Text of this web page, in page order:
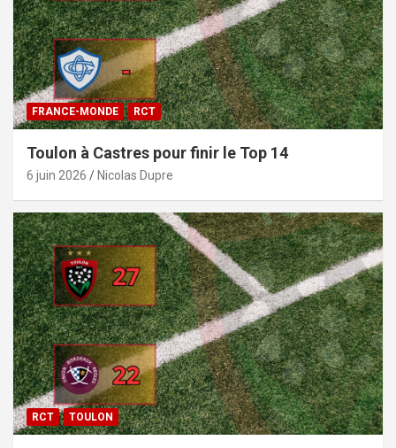
FRANCE-MONDE RCT
Toulon à Castres pour finir le Top 14
6 juin 2026 Nicolas Dupre
RCT TOULON